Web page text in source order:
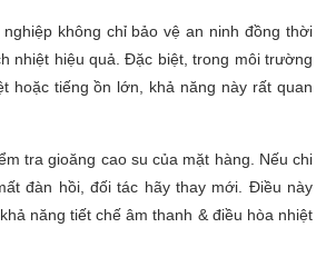
không chỉ bảo vệ an ninh đồng thời
nhiệt hiệu quả. Đặc biệt, trong môi trường
hoặc tiếng ồn lớn, khả năng này rất quan
tra gioăng cao su của mặt hàng. Nếu chi
đàn hồi, đối tác hãy thay mới. Điều này
năng tiết chế âm thanh & điều hòa nhiệt